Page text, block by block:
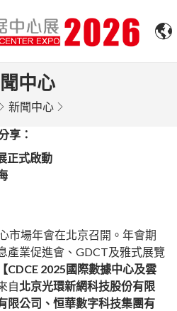
中心
新聞中心
享：
正式啟動
市場年會在北京召開。年會期
產業促進會、GDCT及雅式展覽
【CDCE 2025國際數據中心及雲
自北京光環新網科技股份有限
限公司、恒華數字科技集團有